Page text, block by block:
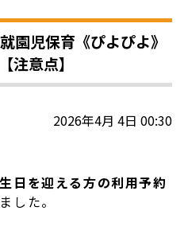
園児保育《ぴよぴよ》
注意点】
2026年4月 4日 00:30
日を迎える方の利用予約
した。